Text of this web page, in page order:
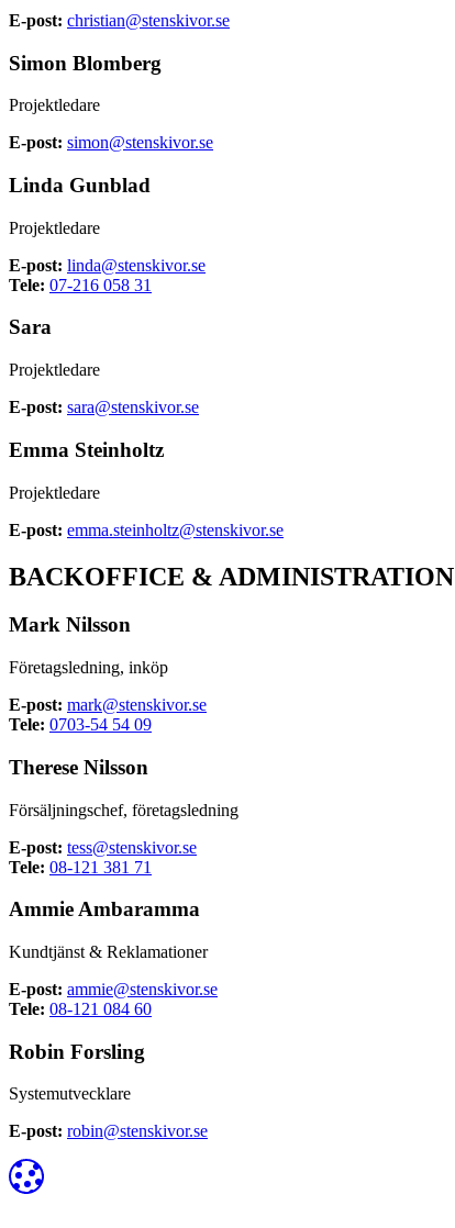
E-post: christian@stenskivor.se
Simon Blomberg
Projektledare
E-post: simon@stenskivor.se
Linda Gunblad
Projektledare
E-post: linda@stenskivor.se
Tele: 07-216 058 31
Sara
Projektledare
E-post: sara@stenskivor.se
Emma Steinholtz
Projektledare
E-post: emma.steinholtz@stenskivor.se
BACKOFFICE & ADMINISTRATION
Mark Nilsson
Företagsledning, inköp
E-post: mark@stenskivor.se
Tele: 0703-54 54 09
Therese Nilsson
Försäljningschef, företagsledning
E-post: tess@stenskivor.se
Tele: 08-121 381 71
Ammie Ambaramma
Kundtjänst & Reklamationer
E-post: ammie@stenskivor.se
Tele: 08-121 084 60
Robin Forsling
Systemutvecklare
E-post: robin@stenskivor.se